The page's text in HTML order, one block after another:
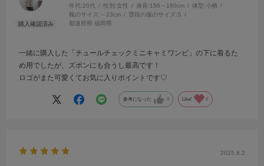
年代:20代 性別:女性 身長:156～160cm 体型:小柄
靴のサイズ: ～23cm 普段の服のサイズ:S
都道府県:福岡県
一緒に購入した「チュールチェックミニキャミワンピ」の下に着るた
め用でしたが、ズボンにも合うし最高です！
ロゴがまた可愛くてお気に入りポイントです♡
参考になった 0 Like! 0
2025.8.2